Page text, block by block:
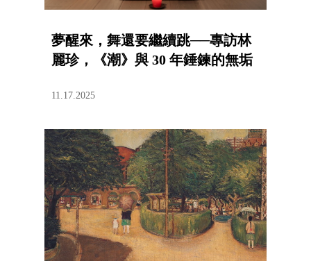
夢醒來，舞還要繼續跳──專訪林
麗珍，《潮》與 30 年錘鍊的無垢
11.17.2025